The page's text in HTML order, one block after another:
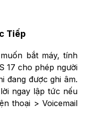
Tiếp
bắt máy, tính
17 cho phép người
đang được ghi âm.
ngay lập tức nếu
thoại > Voicemail